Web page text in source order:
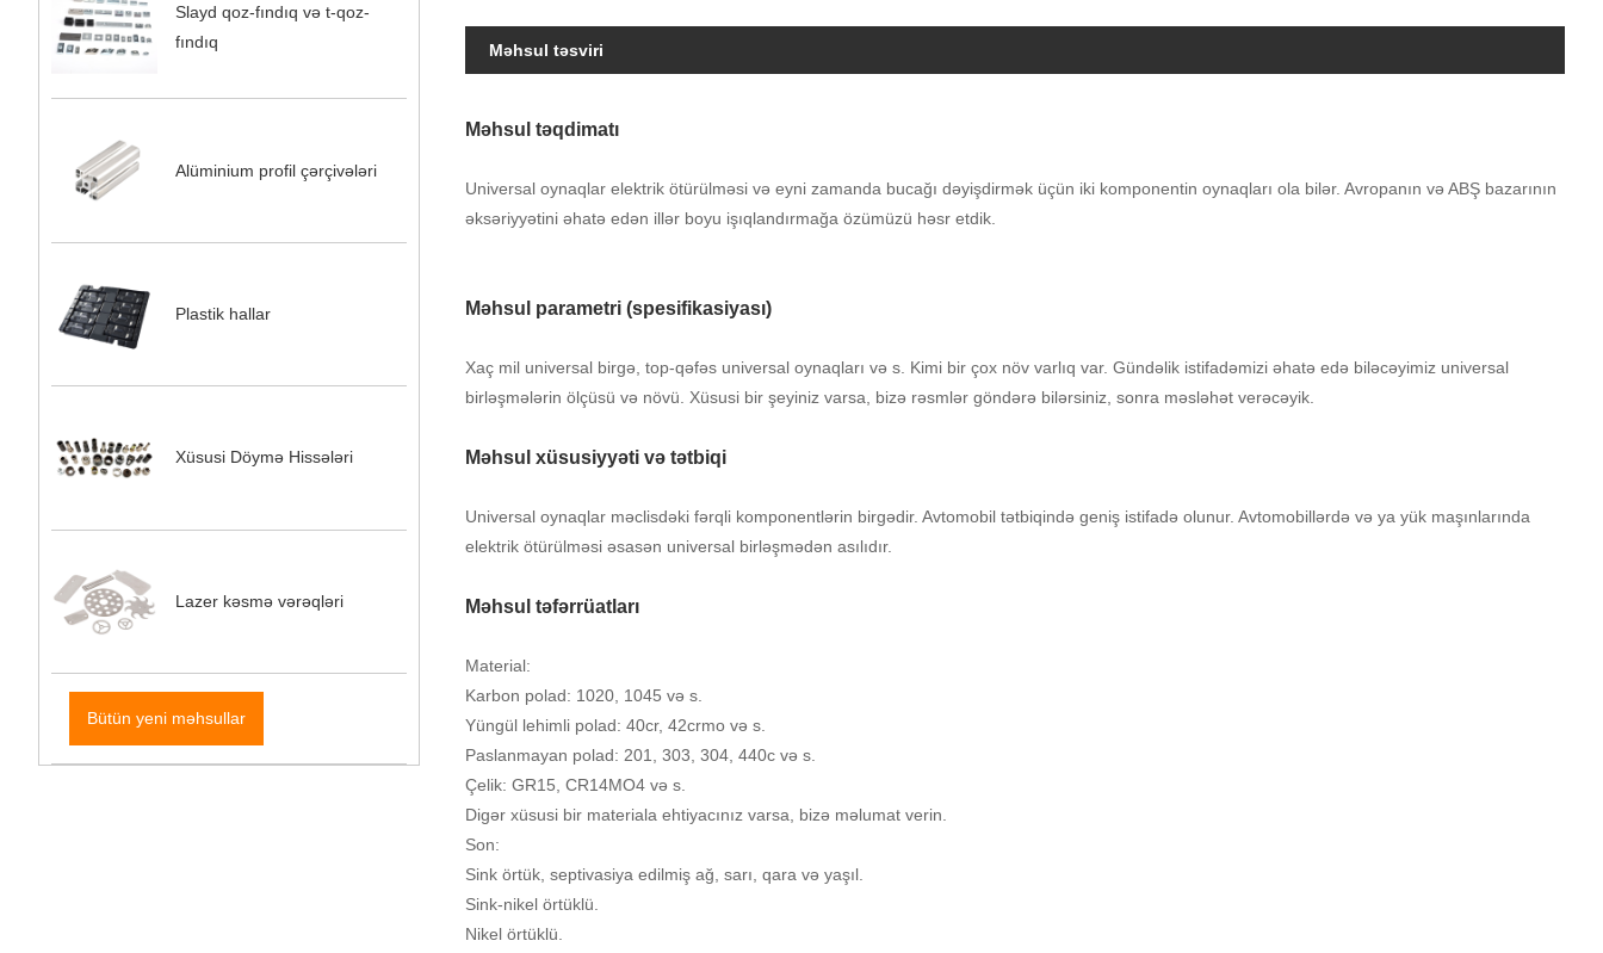
Slayd qoz-fındıq və t-qoz-
fındıq
Alüminium profil çərçivələri
Plastik hallar
Xüsusi Döymə Hissələri
Lazer kəsmə vərəqləri
Bütün yeni məhsullar
Məhsul təsviri
Məhsul təqdimatı
Universal oynaqlar elektrik ötürülməsi və eyni zamanda bucağı dəyişdirmək üçün iki komponentin oynaqları ola bilər. Avropanın və ABŞ bazarının
əksəriyyətini əhatə edən illər boyu işıqlandırmağa özümüzü həsr etdik.
Məhsul parametri (spesifikasiyası)
Xaç mil universal birgə, top-qəfəs universal oynaqları və s. Kimi bir çox növ varlıq var. Gündəlik istifadəmizi əhatə edə biləcəyimiz universal
birləşmələrin ölçüsü və növü. Xüsusi bir şeyiniz varsa, bizə rəsmlər göndərə bilərsiniz, sonra məsləhət verəcəyik.
Məhsul xüsusiyyəti və tətbiqi
Universal oynaqlar məclisdəki fərqli komponentlərin birgədir. Avtomobil tətbiqində geniş istifadə olunur. Avtomobillərdə və ya yük maşınlarında
elektrik ötürülməsi əsasən universal birləşmədən asılıdır.
Məhsul təfərrüatları
Material:
Karbon polad: 1020, 1045 və s.
Yüngül lehimli polad: 40cr, 42crmo və s.
Paslanmayan polad: 201, 303, 304, 440c və s.
Çelik: GR15, CR14MO4 və s.
Digər xüsusi bir materiala ehtiyacınız varsa, bizə məlumat verin.
Son:
Sink örtük, septivasiya edilmiş ağ, sarı, qara və yaşıl.
Sink-nikel örtüklü.
Nikel örtüklü.